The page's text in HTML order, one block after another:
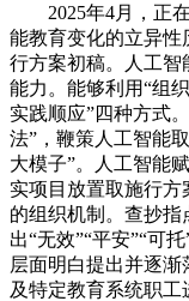
2025年4月，正在
能教育变化的立异性
行方案初稿。人工智
能力。能够利用“组
实践顺应”四种方式
法”，鞭策人工智能
大模子”。人工智能
实项目放置取施行方
的组织机制。查抄
出“无效”“平安”“可
层面明白提出并逐
及特定教育系统职工